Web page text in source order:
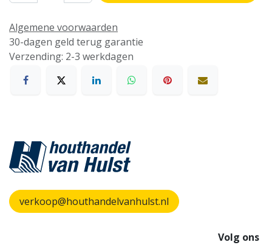
Algemene voorwaarden
30-dagen geld terug garantie
Verzending: 2-3 werkdagen
verkoop@houthandelvanhulst.nl
Volg ons